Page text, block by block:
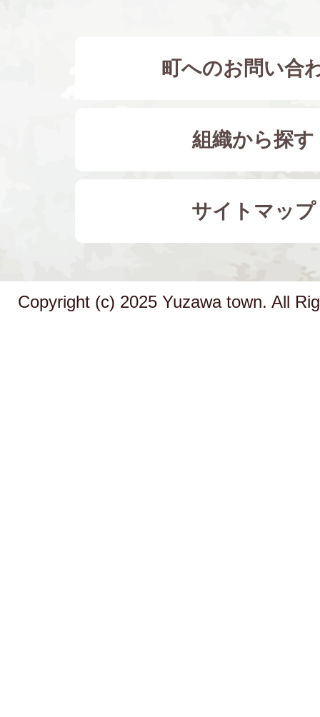
町へのお問い合
組織から探す
サイトマップ
Copyright (c) 2025 Yuzawa town. All